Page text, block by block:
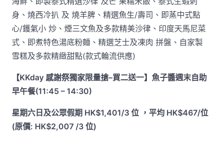
身、燒西冷扒 及 燒羊脾、精選魚生/壽司、即蒸中式點
心/鑊氣小 炒、煙三文魚及多款精美沙律、印度天馬尼菜
式、即煮特色湯底粉麵、精選芝士及凍肉 拼盤、自家製
雪糕及多款精緻甜點(款式輪流供應)
【KKday 感謝祭獨家限量搶–買二送一】魚子醬週末自助
早午餐(11:45 – 14:30)
星期六日及公眾假期 HK$1,401/3 位 ，平均 HK$467/位
(原價: HK$2,007 /3 位)